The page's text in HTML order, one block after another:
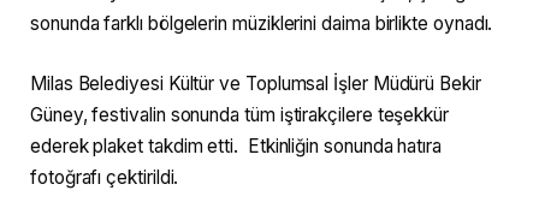
sonunda farklı bölgelerin müziklerini daima birlikte oynadı.
Milas Belediyesi Kültür ve Toplumsal İşler Müdürü Bekir
Güney, festivalin sonunda tüm iştirakçilere teşekkür
ederek plaket takdim etti. Etkinliğin sonunda hatıra
fotoğrafı çektirildi.